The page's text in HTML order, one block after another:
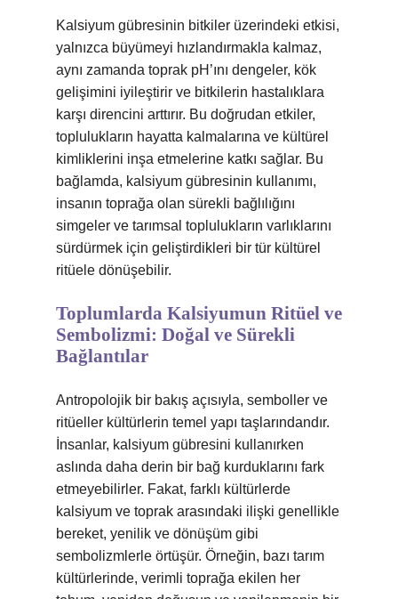
Kalsiyum gübresinin bitkiler üzerindeki etkisi,
yalnızca büyümeyi hızlandırmakla kalmaz,
aynı zamanda toprak pH’ını dengeler, kök
gelişimini iyileştirir ve bitkilerin hastalıklara
karşı direncini arttırır. Bu doğrudan etkiler,
toplulukların hayatta kalmalarına ve kültürel
kimliklerini inşa etmelerine katkı sağlar. Bu
bağlamda, kalsiyum gübresinin kullanımı,
insanın toprağa olan sürekli bağlılığını
simgeler ve tarımsal toplulukların varlıklarını
sürdürmek için geliştirdikleri bir tür kültürel
ritüele dönüşebilir.
Toplumlarda Kalsiyumun Ritüel ve
Sembolizmi: Doğal ve Sürekli
Bağlantılar
Antropolojik bir bakış açısıyla, semboller ve
ritüeller kültürlerin temel yapı taşlarındandır.
İnsanlar, kalsiyum gübresini kullanırken
aslında daha derin bir bağ kurduklarını fark
etmeyebilirler. Fakat, farklı kültürlerde
kalsiyum ve toprak arasındaki ilişki genellikle
bereket, yenilik ve dönüşüm gibi
sembolizmlerle örtüşür. Örneğin, bazı tarım
kültürlerinde, verimli toprağa ekilen her